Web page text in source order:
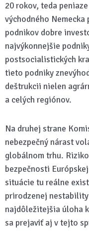
20 rokov, teda
východného
podnikov dobre
najvýkonnejšie
postsocialistických
tieto podniky
deštrukcii nielen
a celých regiónov.
Na druhej strane
nebezpečný nárast
globálnom trhu.
bezpečnosti
situácie tu reálne
prirodzenej
najdôležitejšia úloha
sa prejaviť aj v tejto